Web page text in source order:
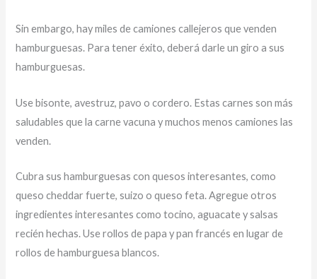
Sin embargo, hay miles de camiones callejeros que venden
hamburguesas. Para tener éxito, deberá darle un giro a sus
hamburguesas.
Use bisonte, avestruz, pavo o cordero. Estas carnes son más
saludables que la carne vacuna y muchos menos camiones las
venden.
Cubra sus hamburguesas con quesos interesantes, como
queso cheddar fuerte, suizo o queso feta. Agregue otros
ingredientes interesantes como tocino, aguacate y salsas
recién hechas. Use rollos de papa y pan francés en lugar de
rollos de hamburguesa blancos.